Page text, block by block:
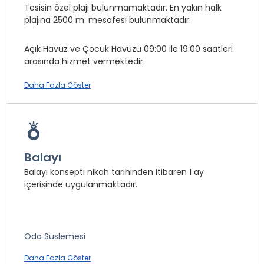
Açık Otopark
Soft Animasyon
Voleybol
* ile işaretli özellikler ücretlidir.
Tesisin özel plajı bulunmamaktadır. En yakın halk
plajına 2500 m. mesafesi bulunmaktadır.
Açık Havuz ve Çocuk Havuzu 09:00 ile 19:00 saatleri
arasında hizmet vermektedir.
Havuzda Şezlong, şemsiye ve minder Ücretsizdir.
Havuz kullanımı mevsim şartlarına bağlı olarak
değişiklik gösterebilir.
Şezlong
Çocuk Havuzu
Şemsiye
Daha Fazla Göster
Balayı
Balayı konsepti nikah tarihinden itibaren 1 ay
içerisinde uygulanmaktadır.
Oda Süslemesi
Odaya Meyve Sepeti İkramı
Daha Fazla Göster